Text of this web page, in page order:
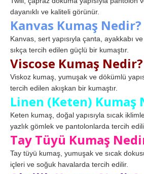
dayanıklı ve kaliteli görünür.
Kanvas Kumaş Nedir?
Kanvas, sert yapısıyla çanta, ayakkabı
sıkça tercih edilen güçlü bir kumaştır.
Viscose Kumaş Nedir?
Viskoz kumaş, yumuşak ve dökümlü
tercih edilen akışkan bir kumaştır.
Linen (Keten) Kumaş
Keten kumaş, doğal yapısıyla sıcak
yazlık gömlek ve pantolonlarda tercih
Tay Tüyü Kumaş
Tay tüyü kumaş, yumuşak ve sıcak
içleri ve soğuk havalarda tercih edilir.